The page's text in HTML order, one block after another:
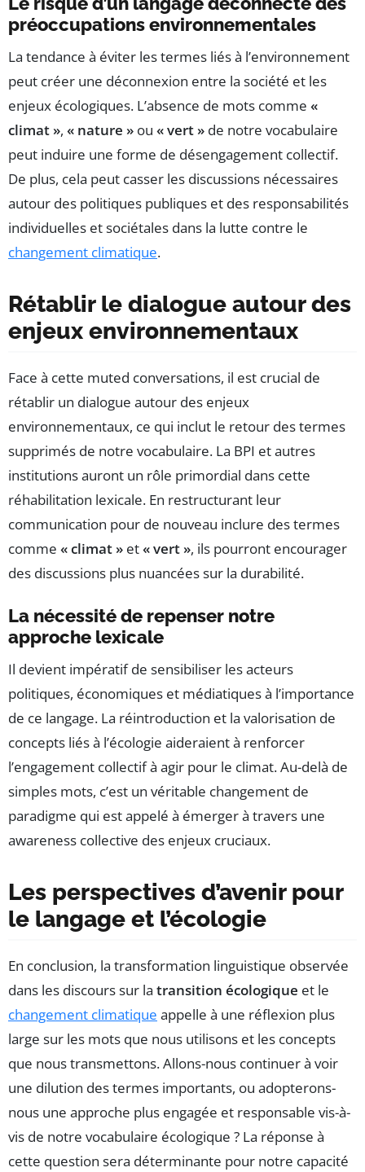
préoccupations environnementales
La tendance à éviter les termes liés à l’environnement
peut créer une déconnexion entre la société et les
enjeux écologiques. L’absence de mots comme «
climat », « nature » ou « vert » de notre vocabulaire
peut induire une forme de désengagement collectif.
De plus, cela peut casser les discussions nécessaires
autour des politiques publiques et des responsabilités
individuelles et sociétales dans la lutte contre le
changement climatique.
Rétablir le dialogue autour des
enjeux environnementaux
Face à cette muted conversations, il est crucial de
rétablir un dialogue autour des enjeux
environnementaux, ce qui inclut le retour des termes
supprimés de notre vocabulaire. La BPI et autres
institutions auront un rôle primordial dans cette
réhabilitation lexicale. En restructurant leur
communication pour de nouveau inclure des termes
comme « climat » et« vert », ils pourront encourager
des discussions plus nuancées sur la durabilité.
La nécessité de repenser notre
approche lexicale
Il devient impératif de sensibiliser les acteurs
politiques, économiques et médiatiques à l’importance
de ce langage. La réintroduction et la valorisation de
concepts liés à l’écologie aideraient à renforcer
l’engagement collectif à agir pour le climat. Au-delà de
simples mots, c’est un véritable changement de
paradigme qui est appelé à émerger à travers une
awareness collective des enjeux cruciaux.
Les perspectives d’avenir pour
le langage et l’écologie
En conclusion, la transformation linguistique observée
dans les discours sur la transition écologique et le
changement climatique appelle à une réflexion plus
large sur les mots que nous utilisons et les concepts
que nous transmettons. Allons-nous continuer à voir
une dilution des termes importants, ou adopterons-
nous une approche plus engagée et responsable vis-à-
vis de notre vocabulaire écologique ? La réponse à
cette question sera déterminante pour notre capacité